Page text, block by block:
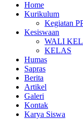
Home
Kurikulum
Kegiatan
Kesiswaan
WALI
KELAS
Humas
Sapras
Berita
Artikel
Galeri
Kontak
Karya Siswa